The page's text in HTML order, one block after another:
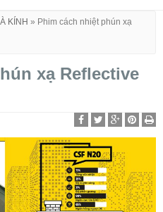
KÍNH » Phim cách nhiệt phún xạ
xạ Reflective